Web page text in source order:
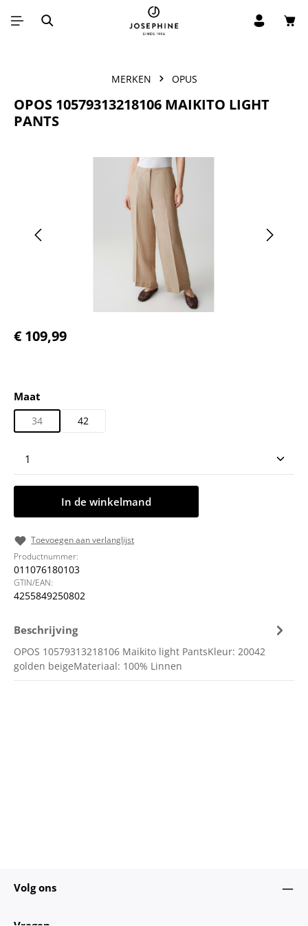
Ga naar de hoofdinhoud
MERKEN OPUS
OPOS 10579313218106 MAIKITO LIGHT
PANTS
Afbeeldingengalerij overslaan
Normale prijs:
€ 109,99
Selecteer
Maat
34 42
Producthoeveelheid: Voer de gewenste
In de winkelmand
Toevoegen aan verlanglijst
Productnummer:
011076180103
GTIN/EAN:
4255849250802
Beschrijving
OPOS 10579313218106 Maikito light PantsKleur: 20042
golden beigeMateriaal: 100% Linnen
Volg ons